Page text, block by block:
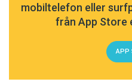
mobiltelefon eller
från App Store
APP